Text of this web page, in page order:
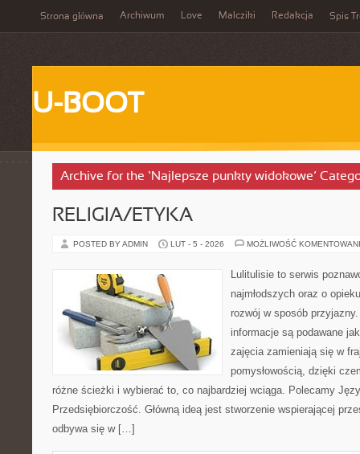
Strona główna Archiwum Love Malcziki Redakcja Spis
U-BOOT
Archive for the ‘Najlepsze punkty widokowe’
RELIGIA/ETYKA
POSTED BY ADMIN LUT - 5 - 2026 MOŻLIWOŚĆ
Lulitulisie to serwis
najmłodszych oraz o
rozwój w sposób
informacje są podawane
zajęcia zamieniają się w
pomysłowością, dzięki
różne ścieżki i wybierać to, co najbardziej wciąga. Polecamy
Przedsiębiorczość. Główną ideą jest stworzenie wspierającej
odbywa się w […]